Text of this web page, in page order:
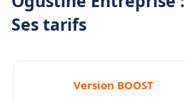
Ses tarifs
Version BOOST